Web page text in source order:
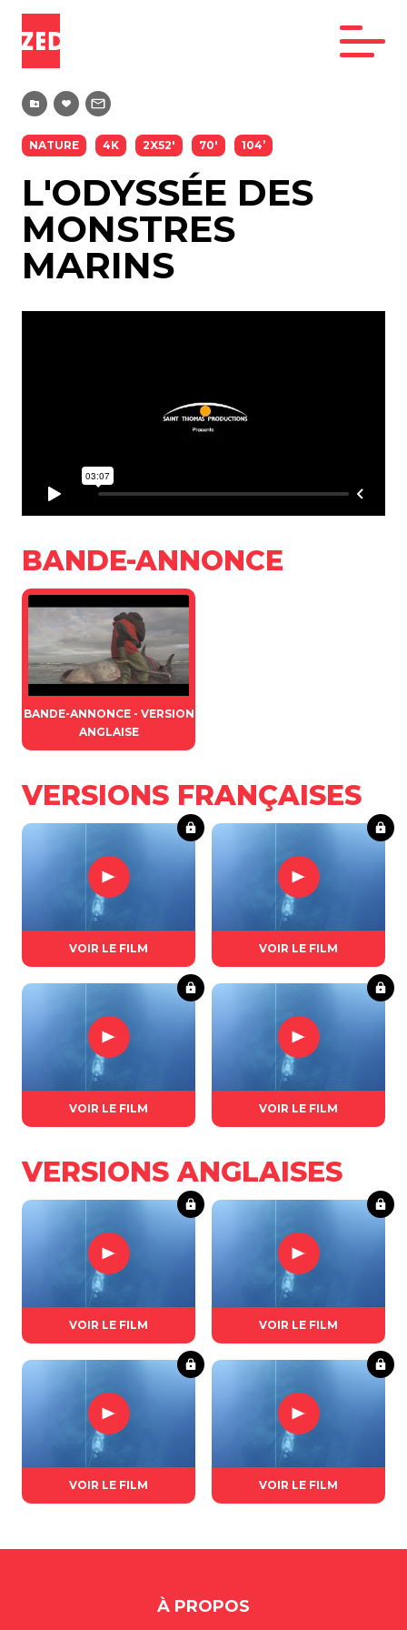
NATURE 4K 2X52' 70' 104’
L'ODYSSÉE DES
MONSTRES
MARINS
BANDE-ANNONCE
BANDE-ANNONCE - VERSION
ANGLAISE
VERSIONS FRANÇAISES
VOIR LE FILM VOIR LE FILM
VOIR LE FILM VOIR LE FILM
VERSIONS ANGLAISES
VOIR LE FILM VOIR LE FILM
VOIR LE FILM VOIR LE FILM
À PROPOS